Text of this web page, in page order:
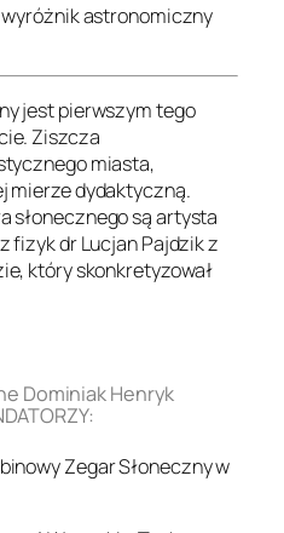
wyróżnik astronomiczny
jest pierwszym tego
Ziszcza
miasta,
mierze dydaktyczną.
słonecznego są artysta
fizyk dr Lucjan Pajdzik z
który skonkretyzował
Dominiak Henryk
Zegar Słoneczny w